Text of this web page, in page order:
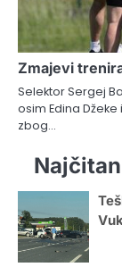
Zmajevi
Selektor Sergej
osim Edina
zbog…